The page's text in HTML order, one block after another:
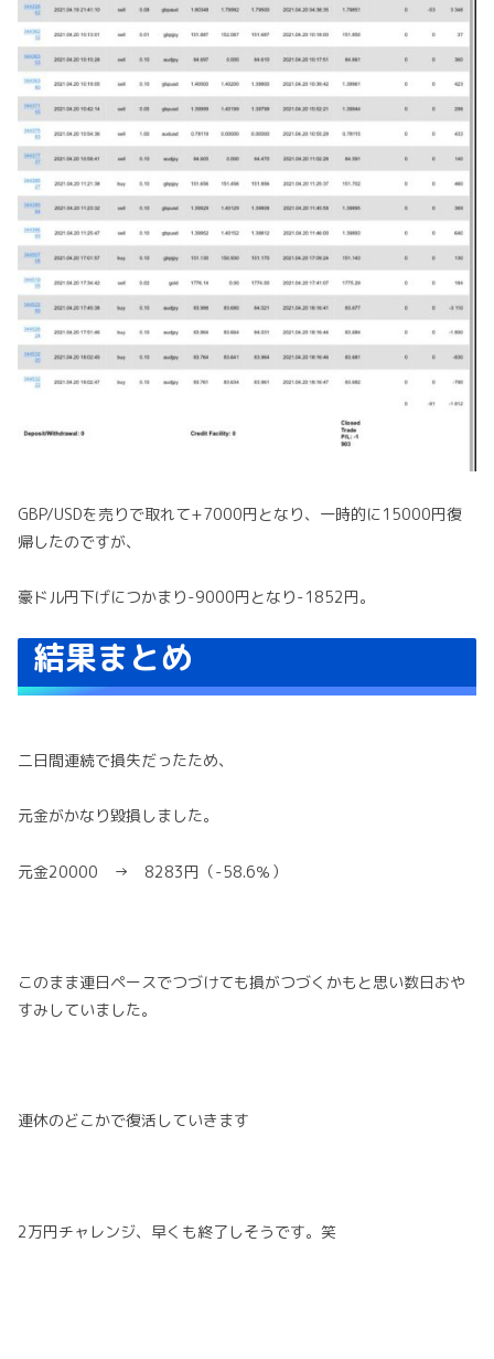
GBP/USDを売りで取れて+7000円となり、一時的に15000円復
帰したのですが、
豪ドル円下げにつかまり-9000円となり-1852円。
結果まとめ
二日間連続で損失だったため、
元金がかなり毀損しました。
元金20000 → 8283円（-58.6％）
このまま連日ペースでつづけても損がつづくかもと思い数日おや
すみしていました。
連休のどこかで復活していきます
2万円チャレンジ、早くも終了しそうです。笑